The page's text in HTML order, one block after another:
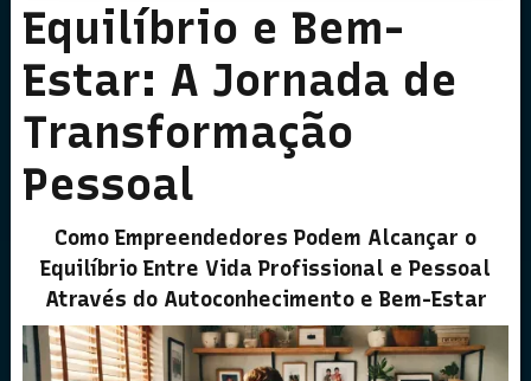
Equilíbrio e Bem-
Estar: A Jornada de
Transformação
Pessoal
Como Empreendedores Podem Alcançar o
Equilíbrio Entre Vida Profissional e Pessoal
Através do Autoconhecimento e Bem-Estar